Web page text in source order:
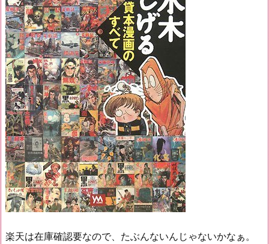
楽天は在庫確認要なので、たぶんないんじゃないかなぁ。